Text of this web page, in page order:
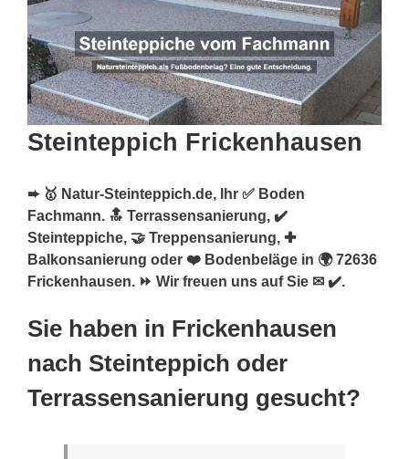
Steinteppich Frickenhausen
➨ 🥇 Natur-Steinteppich.de, Ihr ✅ Boden
Fachmann. 🔝 Terrassensanierung, ✔️
Steinteppiche, 🤝 Treppensanierung, ✚
Balkonsanierung oder ❤️ Bodenbeläge in 🌍 72636
Frickenhausen. ⏩ Wir freuen uns auf Sie ✉ ✔️.
Sie haben in Frickenhausen
nach Steinteppich oder
Terrassensanierung gesucht?